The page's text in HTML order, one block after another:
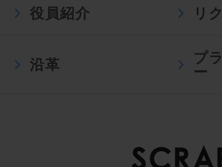
役員紹介 リ
沿革
プ
ー